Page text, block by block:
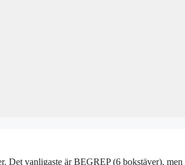
Det vanligaste är BEGREP (6 bokstäver),